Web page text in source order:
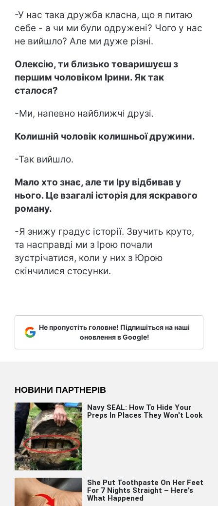
-У нас така дружба класна, що я питаю
себе - а чи ми були одружені? Чого у нас
не вийшло? Але ми дуже різні.
Олексію, ти близько товаришуєш з
першим чоловіком Ірини. Як так
сталося?
-Ми, напевно найближчі друзі.
Колишній чоловік колишньої дружини.
-Так вийшло.
Мало хто знає, але ти Іру відбивав у
нього. Це взагалі історія для яскравого
роману.
-Я знижу градус історії. Звучить круто,
та насправді ми з Ірою почали
зустрічатися, коли у них з Юрою
скінчилися стосунки.
Не пропустіть головне! Підпишіться на наші
оновлення в Google!